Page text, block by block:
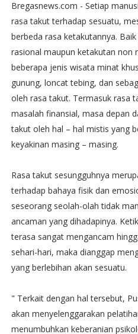
Bregasnews.com - Setiap
rasa takut terhadap sesuatu,
berbeda rasa ketakutannya.
rasional maupun ketakutan non
beberapa jenis wisata minat
gunung, loncat tebing, dan
oleh rasa takut. Termasuk rasa
masalah finansial, masa depan
takut oleh hal – hal mistis yang
keyakinan masing – masing.
Rasa takut sesungguhnya
terhadap bahaya fisik dan
seseorang seolah-olah tidak
ancaman yang dihadapinya.
terasa sangat mengancam
sehari-hari, maka dianggap
yang berlebihan akan sesuatu.
" Terkait dengan hal tersebut,
akan menyelenggarakan
menumbuhkan keberanian